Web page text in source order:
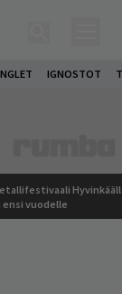
IGNOSTOT
vuodelle